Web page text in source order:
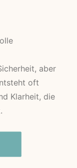
aber
oft
Klarheit, die